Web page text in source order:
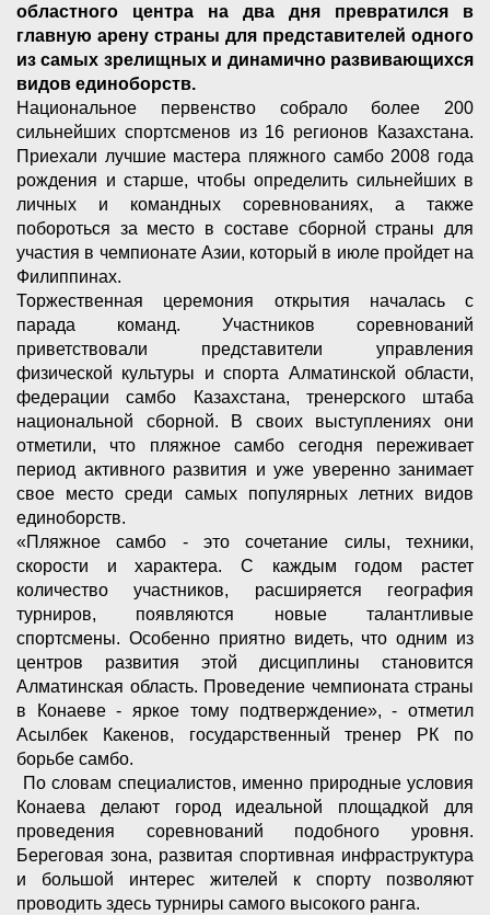
областного центра на два дня превратился в
главную арену страны для представителей одного
из самых зрелищных и динамично развивающихся
видов единоборств.
Национальное первенство собрало более 200
сильнейших спортсменов из 16 регионов Казахстана.
Приехали лучшие мастера пляжного самбо 2008 года
рождения и старше, чтобы определить сильнейших в
личных и командных соревнованиях, а также
побороться за место в составе сборной страны для
участия в чемпионате Азии, который в июле пройдет на
Филиппинах.
Торжественная церемония открытия началась с
парада команд. Участников соревнований
приветствовали представители управления
физической культуры и спорта Алматинской области,
федерации самбо Казахстана, тренерского штаба
национальной сборной. В своих выступлениях они
отметили, что пляжное самбо сегодня переживает
период активного развития и уже уверенно занимает
свое место среди самых популярных летних видов
единоборств.
«Пляжное самбо - это сочетание силы, техники,
скорости и характера. С каждым годом растет
количество участников, расширяется география
турниров, появляются новые талантливые
спортсмены. Особенно приятно видеть, что одним из
центров развития этой дисциплины становится
Алматинская область. Проведение чемпионата страны
в Конаеве - яркое тому подтверждение», - отметил
Асылбек Какенов, государственный тренер РК по
борьбе самбо.
По словам специалистов, именно природные условия
Конаева делают город идеальной площадкой для
проведения соревнований подобного уровня.
Береговая зона, развитая спортивная инфраструктура
и большой интерес жителей к спорту позволяют
проводить здесь турниры самого высокого ранга.